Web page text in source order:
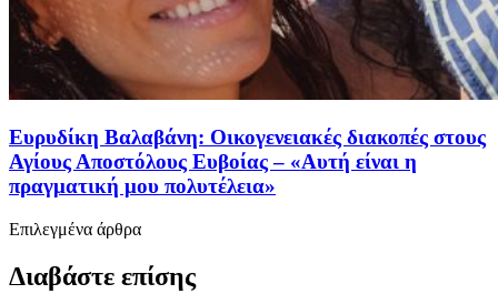
Ευρυδίκη Βαλαβάνη: Οικογενειακές διακοπές στους
Αγίους Αποστόλους Ευβοίας – «Αυτή είναι η
πραγματική μου πολυτέλεια»
Επιλεγμένα άρθρα
Διαβάστε επίσης